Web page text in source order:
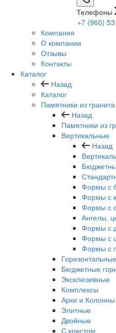
Телефоны
+7 (960)
Компания
О компании
Отзывы
Контакты
Каталог
Назад
Каталог
Памятники из гранита
Назад
Памятники из
Вертикальные
Назад
Формы с
Формы с
Формы с
Ангелы,
Формы с
Формы с
Формы с
Горизонтальные
Бюджетные
Эксклюзивные
Комплексы
Арки и Колонны
Элитные
Двойные
С крестом